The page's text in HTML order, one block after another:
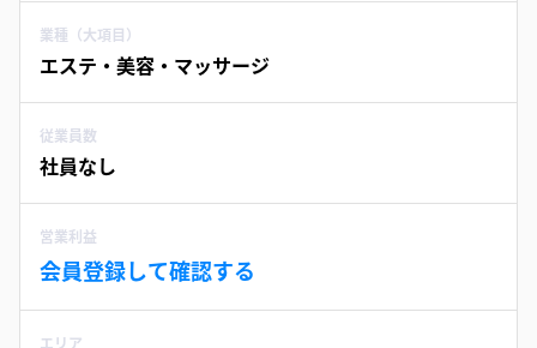
業種（大項目）
エステ・美容・マッサージ
従業員数
社員なし
営業利益
会員登録して確認する
エリア